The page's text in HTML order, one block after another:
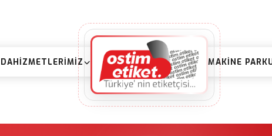
HIZMETLERIMIZ MAKINE